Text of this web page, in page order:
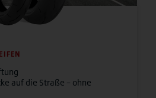
auf die Straße – ohne